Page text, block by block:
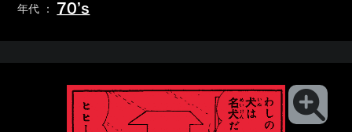
年代 ： 70’s